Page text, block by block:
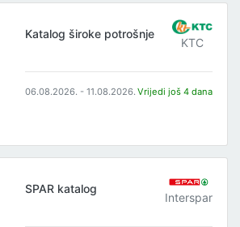
Katalog široke potrošnje
KTC
06.08.2026. - 11.08.2026. Vrijedi još 4 dana
SPAR katalog
Interspar